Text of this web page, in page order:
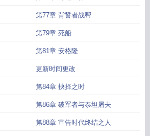
第77章 背誓者战帮
第79章 死船
第81章 安格隆
更新时间更改
第84章 抉择之时
第86章 破军者与泰坦屠夫
第88章 宣告时代终结之人